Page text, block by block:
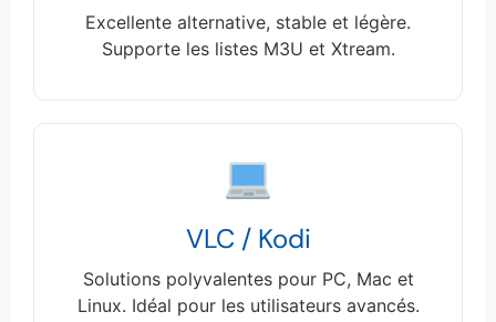
Excellente alternative, stable et légère.
Supporte les listes M3U et Xtream.
VLC / Kodi
Solutions polyvalentes pour PC, Mac et
Linux. Idéal pour les utilisateurs avancés.